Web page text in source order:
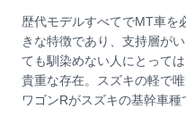
歴代モデルすべてでMT車を
きな特徴であり、支持層が
ても馴染めない人にとって
貴重な存在。スズキの軽で
ワゴンRがスズキの基幹車種